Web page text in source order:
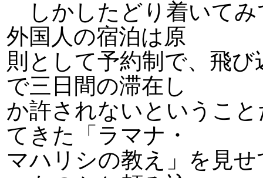
しかしたどり着いてみ
外国人の宿泊は原
則として予約制で、飛
で三日間の滞在し
か許されないというこ
てきた「ラマナ・
マハリシの教え」を見